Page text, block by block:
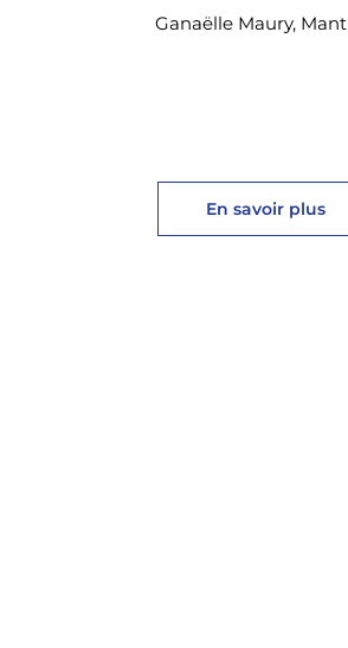
Ganaëlle Maury,
En savoir plus